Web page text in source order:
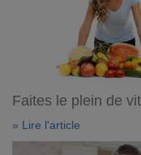
Faites le plein de
» Lire l'article